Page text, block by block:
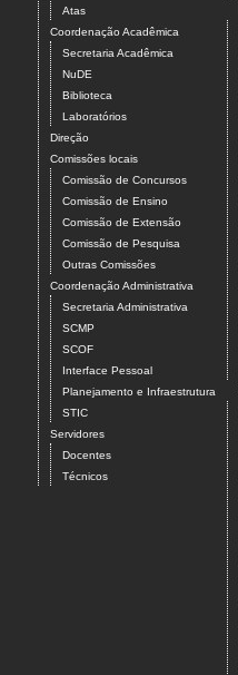
Atas
Coordenação Acadêmica
Secretaria Acadêmica
NuDE
Biblioteca
Laboratórios
Direção
Comissões locais
Comissão de Concursos
Comissão de Ensino
Comissão de Extensão
Comissão de Pesquisa
Outras Comissões
Coordenação Administrativa
Secretaria Administrativa
SCMP
SCOF
Interface Pessoal
Planejamento e Infraestrutura
STIC
Servidores
Docentes
Técnicos